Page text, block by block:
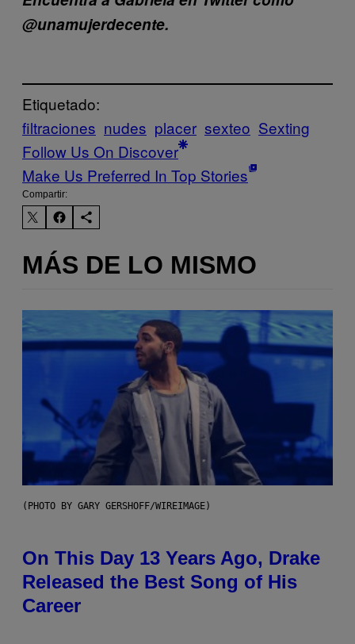
@unamujerdecente.
Etiquetado:
filtraciones nudes placer sexteo Sexting
Follow Us On Discover
Make Us Preferred In Top Stories
Compartir:
MÁS DE LO MISMO
(PHOTO BY GARY GERSHOFF/WIREIMAGE)
On This Day 13 Years Ago, Drake
Released the Best Song of His
Career